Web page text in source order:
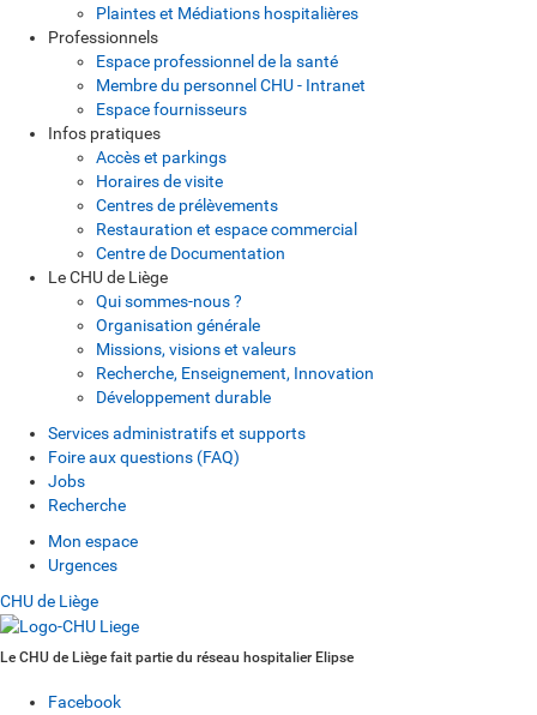
Plaintes et Médiations hospitalières
Professionnels
Espace professionnel de la santé
Membre du personnel CHU - Intranet
Espace fournisseurs
Infos pratiques
Accès et parkings
Horaires de visite
Centres de prélèvements
Restauration et espace commercial
Centre de Documentation
Le CHU de Liège
Qui sommes-nous ?
Organisation générale
Missions, visions et valeurs
Recherche, Enseignement, Innovation
Développement durable
Services administratifs et supports
Foire aux questions (FAQ)
Jobs
Recherche
Mon espace
Urgences
CHU de Liège
Le CHU de Liège fait partie du réseau hospitalier Elipse
Facebook